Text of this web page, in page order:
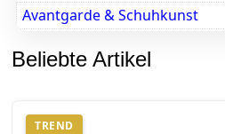
Avantgarde & Schuhkunst
Beliebte Artikel
TREND